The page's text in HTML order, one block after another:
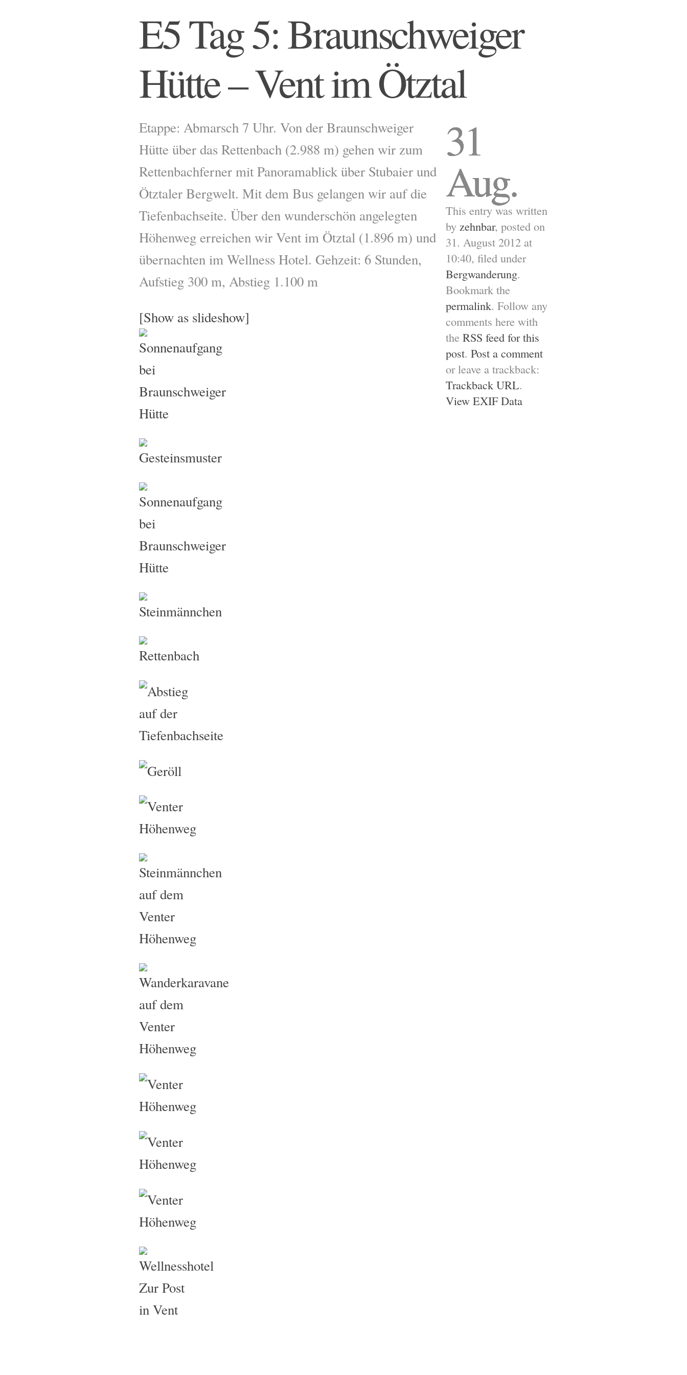
E5 Tag 5: Braunschweiger
Hütte – Vent im Ötztal
Etappe: Abmarsch 7 Uhr. Von der Braunschweiger
Hütte über das Rettenbach (2.988 m) gehen wir zum
Rettenbachferner mit Panoramablick über Stubaier und
Ötztaler Bergwelt. Mit dem Bus gelangen wir auf die
Tiefenbachseite. Über den wunderschön angelegten
Höhenweg erreichen wir Vent im Ötztal (1.896 m) und
übernachten im Wellness Hotel. Gehzeit: 6 Stunden,
Aufstieg 300 m, Abstieg 1.100 m
[Show as slideshow]
31
Aug.
This entry was written
by zehnbar, posted on
31. August 2012 at
10:40, filed under
Bergwanderung.
Bookmark the
permalink. Follow any
comments here with
the RSS feed for this
post. Post a comment
or leave a trackback:
Trackback URL.
View EXIF Data